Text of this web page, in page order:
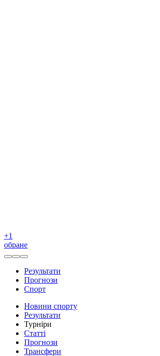
+1
обране
Результати
Прогнози
Спорт
Новини спорту
Результати
Турніри
Статті
Прогнози
Трансфери